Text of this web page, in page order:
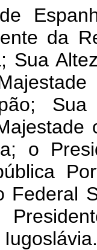
da
Sua
o
Federal